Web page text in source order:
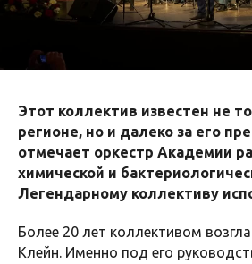
Этот коллектив известен не
регионе, но и далеко за его
отмечает оркестр Академии
химической и
Легендарному коллективу
Более 20 лет коллективом
Клейн. Именно под его